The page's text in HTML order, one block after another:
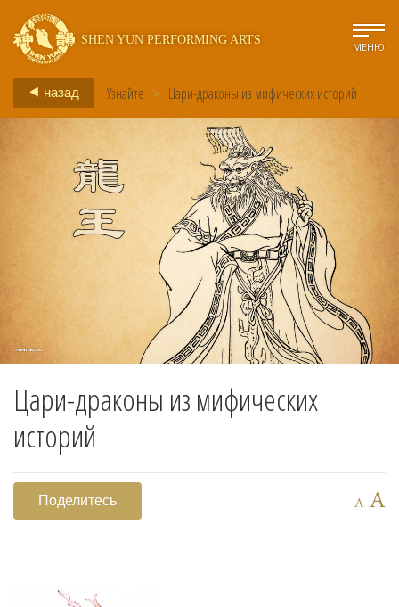
SHEN YUN PERFORMING ARTS
МЕНЮ
назад Узнайте > Цари-драконы из мифических историй
Цари-драконы из мифических
историй
Поделитесь A A